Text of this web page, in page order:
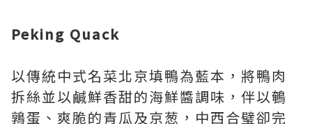
Peking Quack
以傳統中式名菜北京填鴨為藍本，將鴨肉
拆絲並以鹹鮮香甜的海鮮醬調味，伴以鵪
鶉蛋、爽脆的青瓜及京葱，中西合璧卻完